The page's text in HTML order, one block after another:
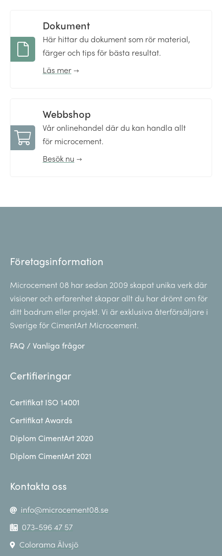
Dokument
Här hittar du dokument som rör material,
färger och tips för bästa resultat.
Läs mer
Webbshop
Vår onlinehandel där du kan handla allt
för microcement.
Besök nu
Företagsinformation
Microcement 08 har sedan 2009 skapat unika verk där
visioner och erfarenhet skapar allt du har drömt om för
ditt badrum eller projekt. Vi är exklusiva återförsäljare i
Sverige för CimentArt Microcement.
FAQ / Vanliga frågor
Certifieringar
Certifikat ISO 14001
Certifikat Awards
Diplom CimentArt 2020
Diplom CimentArt 2021
Kontakta oss
info@microcement08.se
073-596 47 57
Colorama Älvsjö